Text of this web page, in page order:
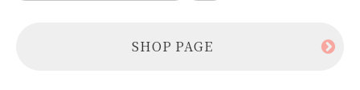
SHOP PAGE